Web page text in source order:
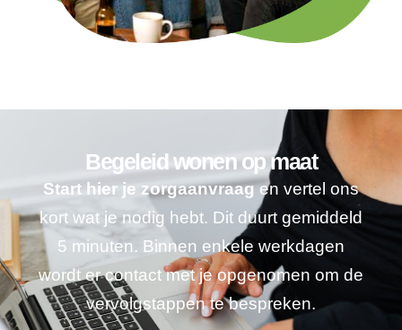
Begeleid wonen op maat
Start hier je zorgaanvraagen vertel ons
kort wat je nodig hebt. Dit duurt gemiddeld
5 minuten. Binnen enkele werkdagen
wordt er contact met je opgenomen om de
vervolgstappen te bespreken.